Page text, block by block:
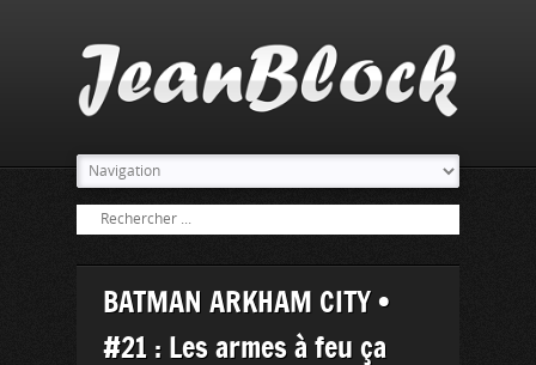
BATMAN ARKHAM CITY •
#21 : Les armes à feu ça